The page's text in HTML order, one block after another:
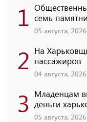
1 семь
05 августа,
2 На
пассажиров
04 августа,
3 Младенцам
деньги
05 августа,